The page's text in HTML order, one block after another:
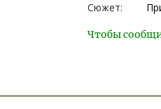
Сюжет:
Чтобы